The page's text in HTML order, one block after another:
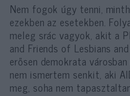
Nem fogok úgy tenni,
ezekben az esetekben.
meleg srác vagyok, akit a
and Friends of Lesbians
erősen demokrata
nem ismertem senkit, aki
meg, soha nem